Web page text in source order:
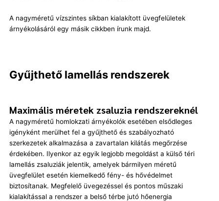
A nagyméretű vízszintes síkban kialakított üvegfelületek
árnyékolásáról egy másik cikkben írunk majd.
Gyűjthető lamellás rendszerek
Maximális méretek zsaluzia rendszereknél
A nagyméretű homlokzati árnyékolók esetében elsődleges
igényként merülhet fel a gyűjthető és szabályozható
szerkezetek alkalmazása a zavartalan kilátás megőrzése
érdekében. Ilyenkor az egyik legjobb megoldást a külső téri
lamellás zsaluziák jelentik, amelyek bármilyen méretű
üvegfelület esetén kiemelkedő fény- és hővédelmet
biztosítanak. Megfelelő üvegezéssel és pontos műszaki
kialakítással a rendszer a belső térbe jutó hőenergia